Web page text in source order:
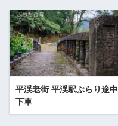
平渓老街 平渓駅ぶらり途中
下車